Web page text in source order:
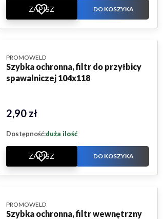
ZAPISZ DO KOSZYKA
Szybka ochronna, filtr do przyłbicy
spawalniczej 104x118
PRODUCENT
PROMOWELD
Cena
2,90 zł
Dostępność:duża ilość
ZAPISZ DO KOSZYKA
Szybka ochronna, filtr wewnętrzny
PRODUCENT
PROMOWELD